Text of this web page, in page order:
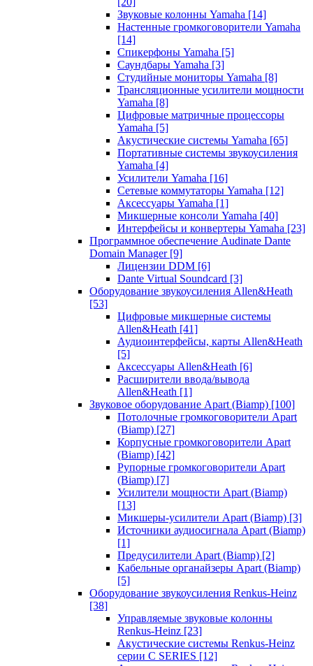
Звуковые колонны Yamaha [14]
Настенные громкоговорители Yamaha
[14]
Спикерфоны Yamaha [5]
Саундбары Yamaha [3]
Студийные мониторы Yamaha [8]
Трансляционные усилители мощности
Yamaha [8]
Цифровые матричные процессоры
Yamaha [5]
Акустические системы Yamaha [65]
Портативные системы звукоусиления
Yamaha [4]
Усилители Yamaha [16]
Сетевые коммутаторы Yamaha [12]
Аксессуары Yamaha [1]
Микшерные консоли Yamaha [40]
Интерфейсы и конвертеры Yamaha [23]
Программное обеспечение Audinate Dante
Domain Manager [9]
Лицензии DDM [6]
Dante Virtual Soundcard [3]
Оборудование звукоусиления Allen&Heath
[53]
Цифровые микшерные системы
Allen&Heath [41]
Аудиоинтерфейсы, карты Allen&Heath
[5]
Аксессуары Allen&Heath [6]
Расширители ввода/вывода
Allen&Heath [1]
Звуковое оборудование Apart (Biamp) [100]
Потолочные громкоговорители Apart
(Biamp) [27]
Корпусные громкоговорители Apart
(Biamp) [42]
Рупорные громкоговорители Apart
(Biamp) [7]
Усилители мощности Apart (Biamp)
[13]
Микшеры-усилители Apart (Biamp) [3]
Источники аудиосигнала Apart (Biamp)
[1]
Предусилители Apart (Biamp) [2]
Кабельные органайзеры Apart (Biamp)
[5]
Оборудование звукоусиления Renkus-Heinz
[38]
Управляемые звуковые колонны
Renkus-Heinz [23]
Акустические системы Renkus-Heinz
серии C SERIES [12]